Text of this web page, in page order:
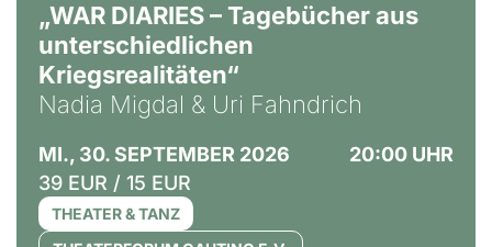
„WAR DIARIES – Tagebücher aus
unterschiedlichen
Kriegsrealitäten“
Nadia Migdal & Uri Fahndrich
MI., 30. SEPTEMBER 2026
20:00 UHR
39 EUR / 15 EUR
THEATER & TANZ